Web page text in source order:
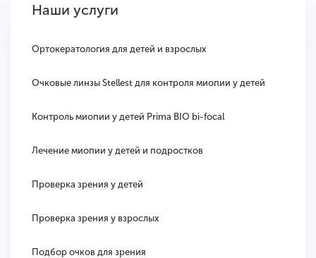
Наши услуги
Ортокератология для детей и взрослых
Очковые линзы Stellest для контроля миопии у детей
Контроль миопии у детей Prima BIO bi-focal
Лечение миопии у детей и подростков
Проверка зрения у детей
Проверка зрения у взрослых
Подбор очков для зрения